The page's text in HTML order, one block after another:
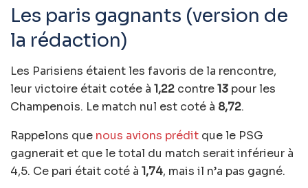
Les paris gagnants (version de
la rédaction)
Les Parisiens étaient les favoris de la rencontre,
leur victoire était cotée à 1,22 contre13 pour les
Champenois. Le match nul est coté à 8,72.
Rappelons que nous avions prédit que le PSG
gagnerait et que le total du match serait inférieur à
4,5. Ce pari était coté à 1,74, mais il n’a pas gagné.